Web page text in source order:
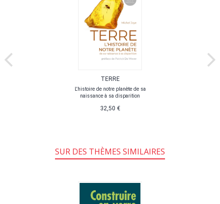
TERRE
L'histoire de notre planète de sa
naissance à sa disparition
32,50 €
SUR DES THÈMES SIMILAIRES